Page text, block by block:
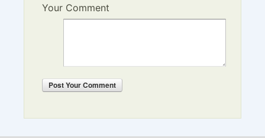
Your Comment
PostYour Comment